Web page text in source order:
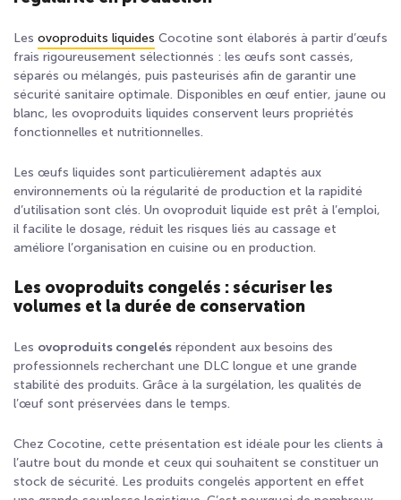
Les ovoproduits liquides Cocotine sont élaborés à partir d’œufs
frais rigoureusement sélectionnés : les œufs sont cassés,
séparés ou mélangés, puis pasteurisés afin de garantir une
sécurité sanitaire optimale. Disponibles en œuf entier, jaune ou
blanc, les ovoproduits liquides conservent leurs propriétés
fonctionnelles et nutritionnelles.
Les œufs liquides sont particulièrement adaptés aux
environnements où la régularité de production et la rapidité
d’utilisation sont clés. Un ovoproduit liquide est prêt à l’emploi,
il facilite le dosage, réduit les risques liés au cassage et
améliore l’organisation en cuisine ou en production.
Les ovoproduits congelés : sécuriser les
volumes et la durée de conservation
Les ovoproduits congelés répondent aux besoins des
professionnels recherchant une DLC longue et une grande
stabilité des produits. Grâce à la surgélation, les qualités de
l’œuf sont préservées dans le temps.
Chez Cocotine, cette présentation est idéale pour les clients à
l’autre bout du monde et ceux qui souhaitent se constituer un
stock de sécurité. Les produits congelés apportent en effet